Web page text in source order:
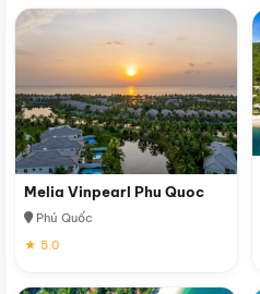
Melia Vinpearl Phu Quoc
Phú Quốc
★ 5.0